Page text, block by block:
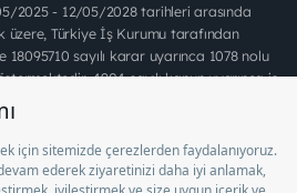
2025 - 12/05/2028 tarihleri arasında
Türkiye İş Kurumu tarafından
sayılı karar uyarınca 1078 nolu
4904 sayılı kanun uyarınca iş
yasaktır.